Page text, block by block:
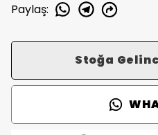
Paylaş:
Stoğa